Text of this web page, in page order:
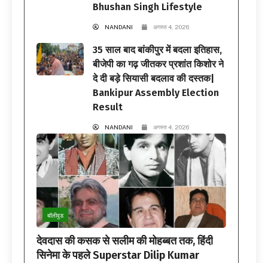
Bhushan Singh Lifestyle
NANDANI अगस्त 4, 2026
35 साल बाद बांकीपुर में बदला इतिहास,
बीजेपी का गढ़ जीतकर प्रशांत किशोर ने
दे दी बड़े सियासी बदलाव की दस्तक|
Bankipur Assembly Election
Result
NANDANI अगस्त 4, 2026
बॉलीवुड
देवदास की कसक से सलीम की मोहब्बत तक, हिंदी
सिनेमा के पहले Superstar Dilip Kumar